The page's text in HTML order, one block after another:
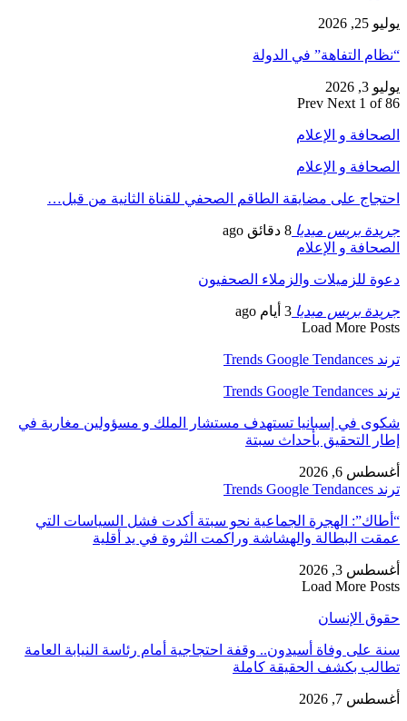
يوليو 25, 2026
“نظام التفاهة” في الدولة
يوليو 3, 2026
Prev Next 1 of 86
الصحافة و الإعلام
الصحافة و الإعلام
احتجاج على مضايقة الطاقم الصحفي للقناة الثانية من قبل…
جريدة بريس ميديا 8 دقائق ago
الصحافة و الإعلام
دعوة للزميلات والزملاء الصحفيون
جريدة بريس ميديا 3 أيام ago
Load More Posts
ترند Trends Google Tendances
ترند Trends Google Tendances
شكوى في إسبانيا تستهدف مستشار الملك و مسؤولين مغاربة في
إطار التحقيق بأحداث سبتة
أغسطس 6, 2026
ترند Trends Google Tendances
“أطاك”: الهجرة الجماعية نحو سبتة أكدت فشل السياسات التي
عمقت البطالة والهشاشة وراكمت الثروة في يد أقلية
أغسطس 3, 2026
Load More Posts
حقوق الإنسان
سنة على وفاة أسيدون.. وقفة احتجاجية أمام رئاسة النيابة العامة
تطالب بكشف الحقيقة كاملة
أغسطس 7, 2026